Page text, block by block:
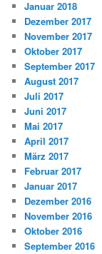
Januar 2018
Dezember 2017
November 2017
Oktober 2017
September 2017
August 2017
Juli 2017
Juni 2017
Mai 2017
April 2017
März 2017
Februar 2017
Januar 2017
Dezember 2016
November 2016
Oktober 2016
September 2016